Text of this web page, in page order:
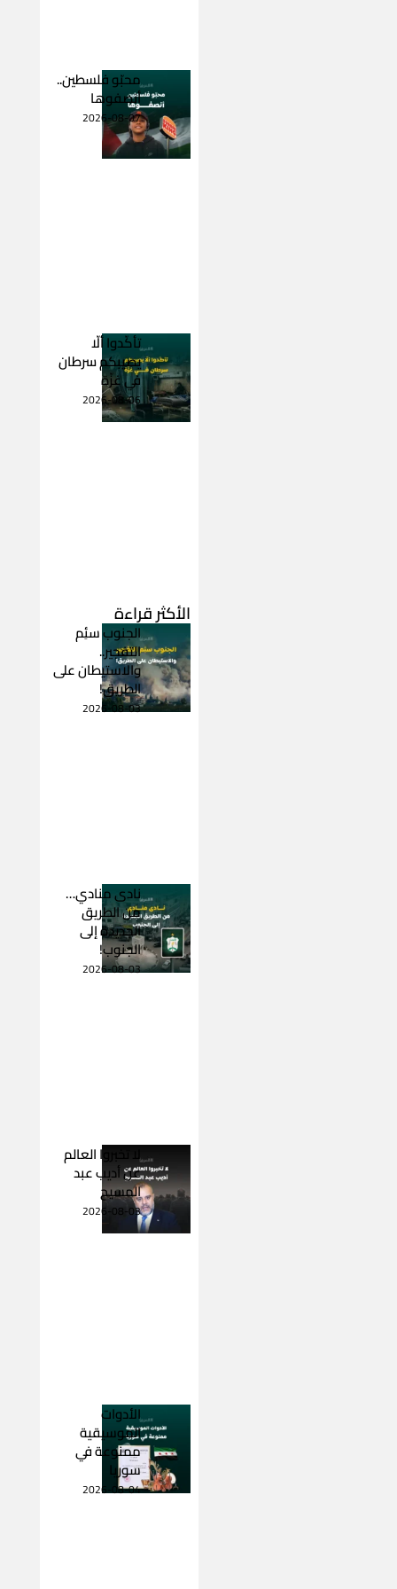
محبّو فلسطين..
أنصفوها
2026-08-07
تأكّدوا ألّا
يصيبكم سرطان
في غزّة
2026-08-06
الأكثر قراءة
الجنوب سئِم
التفجير..
والاستيطان على
الطريق!
2026-08-03
نادى منادي…
من الطريق
الجديدة إلى
الجنوب!
2026-08-03
لا تخبروا العالم
عن أديب عبد
المسيح
2026-08-03
الأدوات
الموسيقية
ممنوعة في
سوريا
2026-08-04